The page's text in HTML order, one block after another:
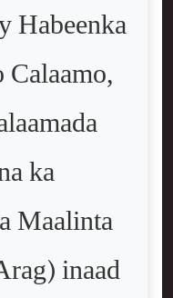
Habeenka
ka
Maalinta
inaad